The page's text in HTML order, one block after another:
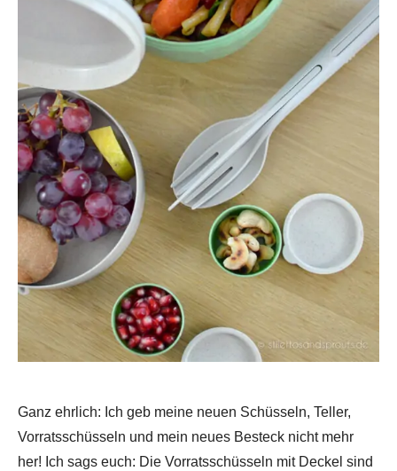
Ganz ehrlich: Ich geb meine neuen Schüsseln, Teller,
Vorratsschüsseln und mein neues Besteck nicht mehr
her! Ich sags euch: Die Vorratsschüsseln mit Deckel sind